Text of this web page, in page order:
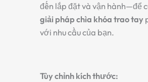
đến lắp đặt và vận hành—để
giải pháp chìa khóa trao tay
với nhu cầu của bạn.
Tùy chỉnh kích thước: